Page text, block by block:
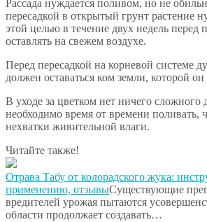
Рассада нуждается поливом, но не
пересадкой в открытый грунт растение
этой целью в течение двух недель перед
оставлять на свежем воздухе.
Перед пересадкой на корневой системе
должен оставаться ком земли, которой он
В уходе за цветком нет ничего сложного
необходимо время от времени поливать,
нехватки живительной влаги.
Читайте также!
Отрава Табу от колорадского жука:
применению, отзывыСуществующие
вредителей урожая пытаются
области продолжает создавать…